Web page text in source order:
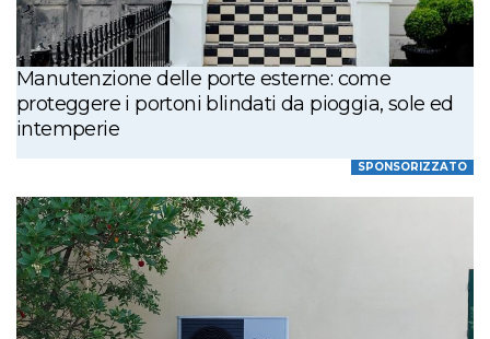
Manutenzione delle porte esterne: come
proteggere i portoni blindati da pioggia, sole ed
intemperie
SPONSORIZZATO